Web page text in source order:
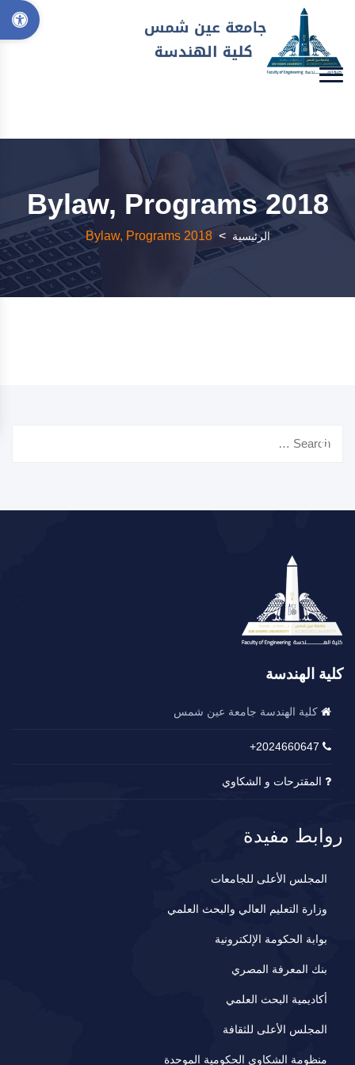
2018 Bylaw, Programs
الرئيسية >
2018 Bylaw, Programs
كلية الهندسة
كلية الهندسة جامعة عين شمس
2024660647+
المقترحات و الشكاوي
روابط مفيدة
المجلس الأعلى للجامعات
وزارة التعليم العالي والبحث العلمي
بوابة الحكومة الإلكترونية
بنك المعرفة المصري
أكاديمية البحث العلمي
المجلس الأعلى للثقافة
منظومة الشكاوى الحكومية الموحدة